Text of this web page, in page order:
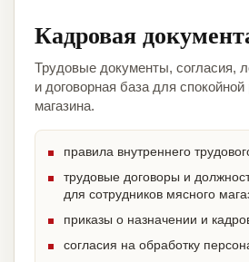
Кадровая
Трудовые документы, согласия,
и договорная база для
магазина.
правила внутреннего
трудовые договоры и
для сотрудников мясного
приказы о назначении и
согласия на обработку